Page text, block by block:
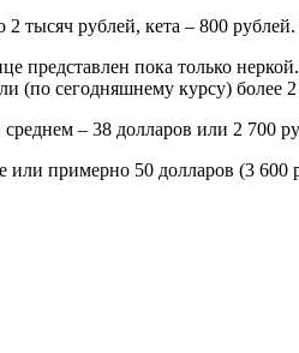
тысяч рублей, кета – 800
представлен пока только
(по сегодняшнему курсу) более
– 38 долларов или 2 700
примерно 50 долларов (3